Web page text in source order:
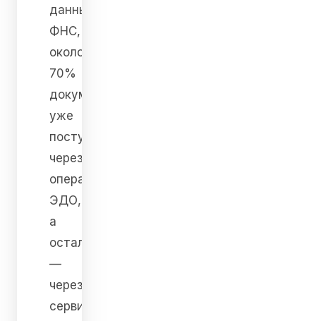
данным
ФНС,
около
70%
документов
уже
поступает
через
операторов
ЭДО,
а
остальные
—
через
сервис